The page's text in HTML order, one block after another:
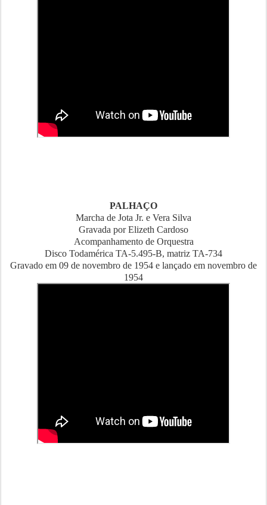
PALHAÇO
Marcha de Jota Jr. e Vera Silva
Gravada por Elizeth Cardoso
Acompanhamento de Orquestra
Disco Todamérica TA-5.495-B, matriz TA-734
Gravado em 09 de novembro de 1954 e lançado em novembro de
1954